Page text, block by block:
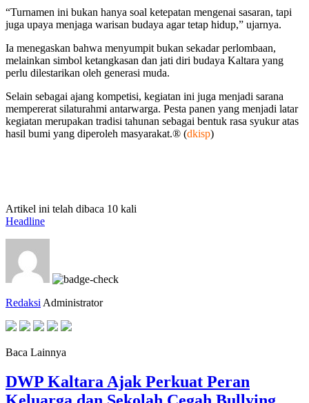
“Turnamen ini bukan hanya soal ketepatan mengenai sasaran, tapi
juga upaya menjaga warisan budaya agar tetap hidup,” ujarnya.
Ia menegaskan bahwa menyumpit bukan sekadar perlombaan,
melainkan simbol ketangkasan dan jati diri budaya Kaltara yang
perlu dilestarikan oleh generasi muda.
Selain sebagai ajang kompetisi, kegiatan ini juga menjadi sarana
mempererat silaturahmi antarwarga. Pesta panen yang menjadi latar
kegiatan merupakan tradisi tahunan sebagai bentuk rasa syukur atas
hasil bumi yang diperoleh masyarakat.® (dkisp)
Artikel ini telah dibaca 10 kali
Headline
Redaksi Administrator
Baca Lainnya
DWP Kaltara Ajak Perkuat Peran